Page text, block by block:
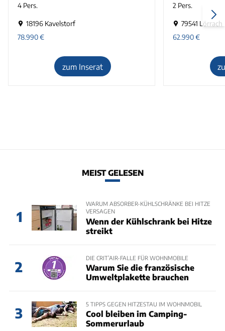
4 Pers.
18196 Kavelstorf
78.990€
zum Inserat
2 Pers.
79541 Lörrach
62.990€
MEIST GELESEN
1
WARUM ABSORBER-KÜHLSCHRÄNKE BEI HITZE
VERSAGEN
Wenn der Kühlschrank bei Hitze
streikt
2
DIE CRIT’AIR-FALLE FÜR WOHNMOBILE
Warum Sie die französische
Umweltplakette brauchen
3
5 TIPPS GEGEN HITZESTAU IM WOHNMOBIL
Cool bleiben im Camping-
Sommerurlaub